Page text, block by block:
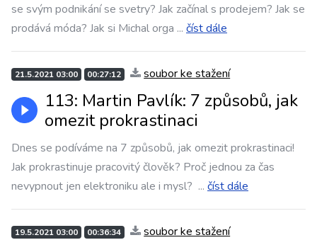
se svým podnikání se svetry? Jak začínal s prodejem? Jak se
prodává móda? Jak si Michal orga ... číst dále
21.5.2021 03:00 00:27:12 soubor ke stažení
113: Martin Pavlík: 7 způsobů, jak
omezit prokrastinaci
Dnes se podíváme na 7 způsobů, jak omezit prokrastinaci!
Jak prokrastinuje pracovitý člověk? Proč jednou za čas
nevypnout jen elektroniku ale i mysl? ... číst dále
19.5.2021 03:00 00:36:34 soubor ke stažení